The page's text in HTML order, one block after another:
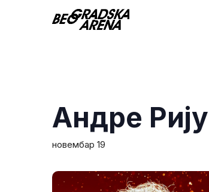
Андре Рију
новембар 19